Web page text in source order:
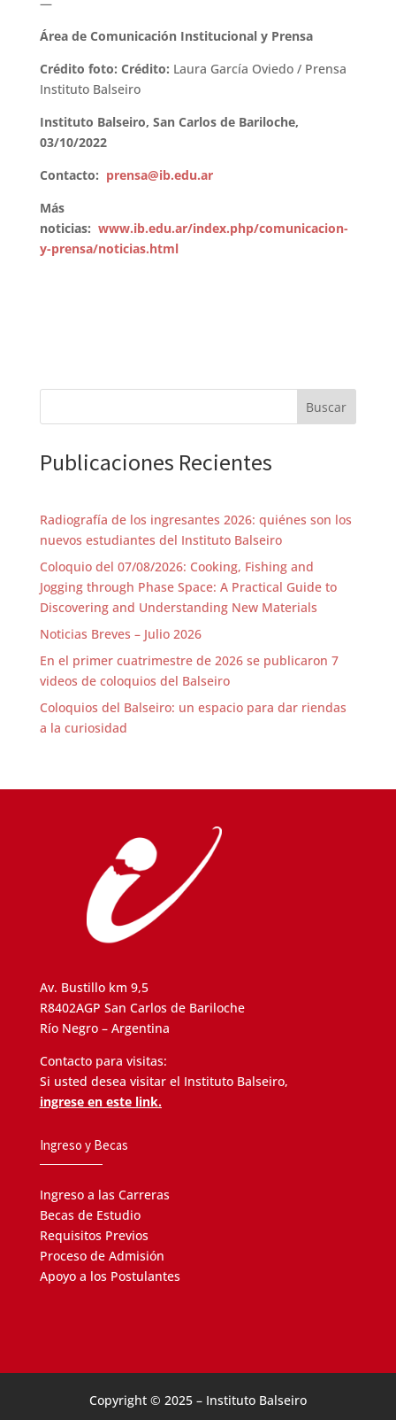
Área de Comunicación Institucional y Prensa
Crédito foto: Crédito: Laura García Oviedo / Prensa
Instituto Balseiro
Instituto Balseiro, San Carlos de Bariloche,
03/10/2022
Contacto: prensa@ib.edu.ar
Más
noticias: www.ib.edu.ar/index.php/comunicacion-
y-prensa/noticias.html
Buscar
Publicaciones Recientes
Radiografía de los ingresantes 2026: quiénes son los
nuevos estudiantes del Instituto Balseiro
Coloquio del 07/08/2026: Cooking, Fishing and
Jogging through Phase Space: A Practical Guide to
Discovering and Understanding New Materials
Noticias Breves – Julio 2026
En el primer cuatrimestre de 2026 se publicaron 7
videos de coloquios del Balseiro
Coloquios del Balseiro: un espacio para dar riendas
a la curiosidad
Av. Bustillo km 9,5
R8402AGP San Carlos de Bariloche
Río Negro – Argentina
Contacto para visitas:
Si usted desea visitar el Instituto Balseiro,
ingrese en este link.
Ingreso y Becas
Ingreso a las Carreras
Becas de Estudio
Requisitos Previos
Proceso de Admisión
Apoyo a los Postulantes
Copyright © 2025 – Instituto Balseiro